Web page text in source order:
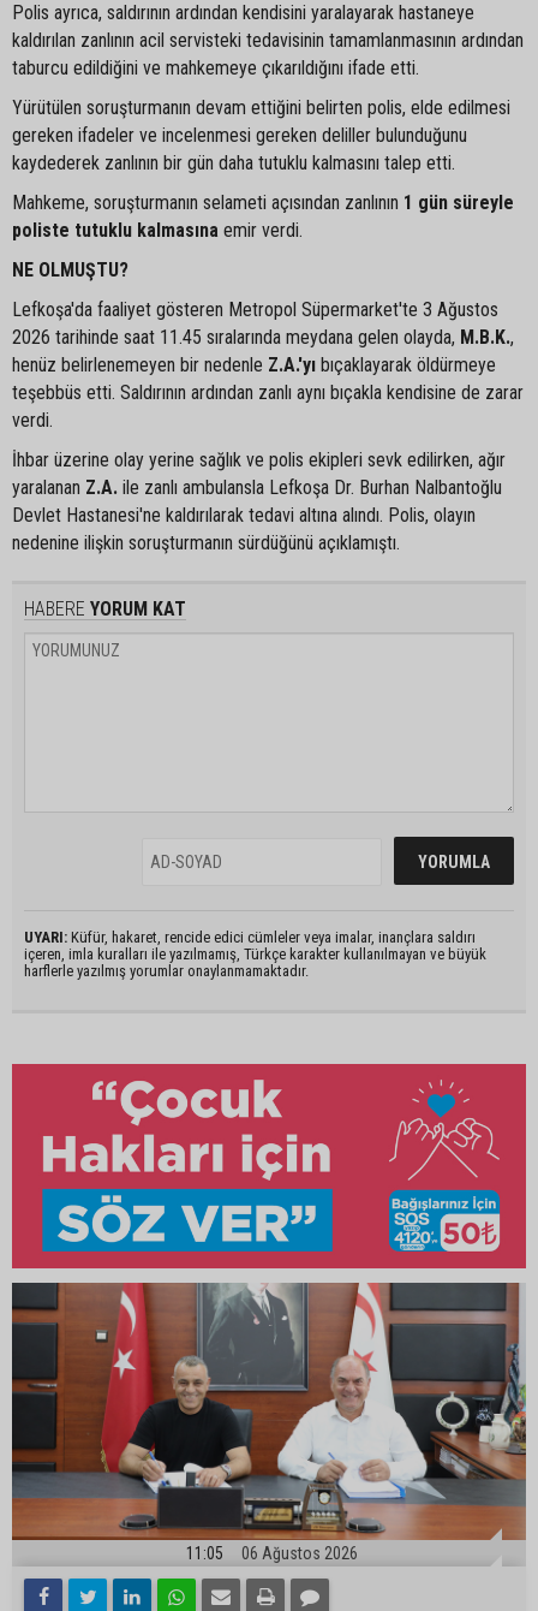
Polis ayrıca, saldırının ardından kendisini yaralayarak hastaneye
kaldırılan zanlının acil servisteki tedavisinin tamamlanmasının ardından
taburcu edildiğini ve mahkemeye çıkarıldığını ifade etti.
Yürütülen soruşturmanın devam ettiğini belirten polis, elde edilmesi
gereken ifadeler ve incelenmesi gereken deliller bulunduğunu
kaydederek zanlının bir gün daha tutuklu kalmasını talep etti.
Mahkeme, soruşturmanın selameti açısından zanlının 1 gün süreyle
poliste tutuklu kalmasına emir verdi.
NE OLMUŞTU?
Lefkoşa'da faaliyet gösteren Metropol Süpermarket'te 3 Ağustos
2026 tarihinde saat 11.45 sıralarında meydana gelen olayda, M.B.K.,
henüz belirlenemeyen bir nedenle Z.A.'yı bıçaklayarak öldürmeye
teşebbüs etti. Saldırının ardından zanlı aynı bıçakla kendisine de zarar
verdi.
İhbar üzerine olay yerine sağlık ve polis ekipleri sevk edilirken, ağır
yaralanan Z.A. ile zanlı ambulansla Lefkoşa Dr. Burhan Nalbantoğlu
Devlet Hastanesi'ne kaldırılarak tedavi altına alındı. Polis, olayın
nedenine ilişkin soruşturmanın sürdüğünü açıklamıştı.
HABERE YORUM KAT
UYARI: Küfür, hakaret, rencide edici cümleler veya imalar, inançlara saldırı
içeren, imla kuralları ile yazılmamış, Türkçe karakter kullanılmayan ve büyük
harflerle yazılmış yorumlar onaylanmamaktadır.
11:05 06 Ağustos 2026